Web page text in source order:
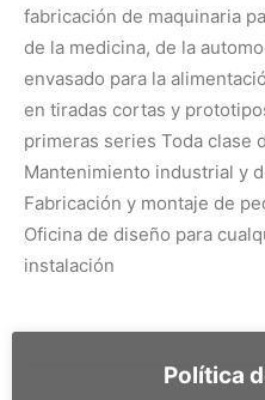
fabricación de maquinaria
de la medicina, de la
envasado para la
en tiradas cortas y
primeras series Toda clase
Mantenimiento industrial y
Fabricación y montaje de
Oficina de diseño para
instalación
Política